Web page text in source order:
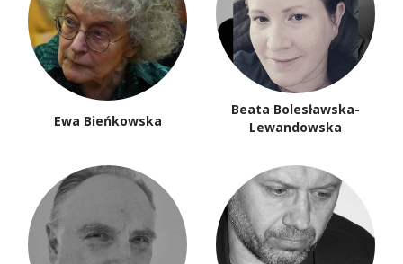
Ewa Bieńkowska
Beata Bolesławska-
Lewandowska